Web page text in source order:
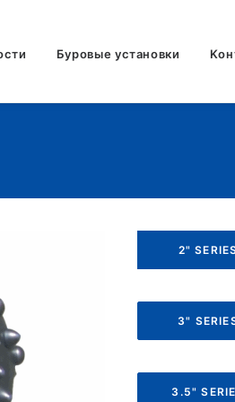
Буровые установки
2"
3"
3.5"